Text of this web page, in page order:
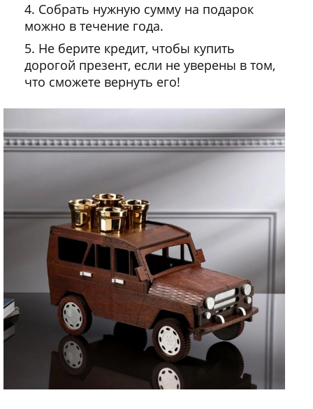
Собрать нужную сумму на подарок
можно в течение года.
Не берите кредит, чтобы купить
дорогой презент, если не уверены в том,
что сможете вернуть его!